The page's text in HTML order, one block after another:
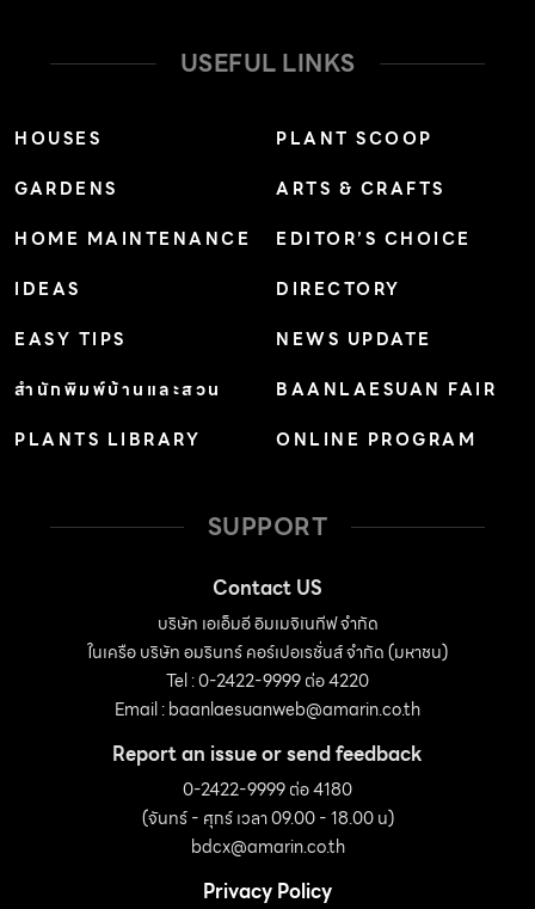
USEFUL LINKS
HOUSES
GARDENS
HOME MAINTENANCE
IDEAS
EASY TIPS
สำนักพิมพ์บ้านและสวน
PLANTS LIBRARY
PLANT SCOOP
ARTS & CRAFTS
EDITOR’S CHOICE
DIRECTORY
NEWS UPDATE
BAANLAESUAN FAIR
ONLINE PROGRAM
SUPPORT
Contact US
บริษัท เอเอ็มอี อิมเมจิเนทีฟ จำกัด
ในเครือ บริษัท อมรินทร์ คอร์เปอเรชั่นส์ จำกัด (มหาชน)
Tel : 0-2422-9999 ต่อ 4220
Email :baanlaesuanweb@amarin.co.th
Report an issue or send feedback
0-2422-9999 ต่อ 4180
(จันทร์ - ศุกร์ เวลา 09.00 - 18.00 น)
bdcx@amarin.co.th
Privacy Policy